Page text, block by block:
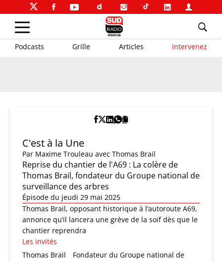
Podcasts Grille Articles Intervenez
C'est à la Une
Par Maxime Trouleau avec Thomas Brail
Reprise du chantier de l'A69 : La colère de
Thomas Brail, fondateur du Groupe national de
surveillance des arbres
Épisode du jeudi 29 mai 2025
Thomas Brail, opposant historique à l’autoroute A69,
annonce qu’il lancera une grève de la soif dès que le
chantier reprendra
Les invités
Thomas Brail
Fondateur du Groupe national de